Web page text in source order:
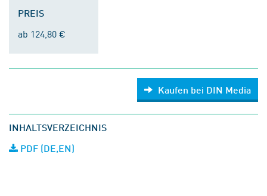
PREIS
ab 124,80 €
Kaufen bei DIN Media
INHALTSVERZEICHNIS
PDF (DE,EN)